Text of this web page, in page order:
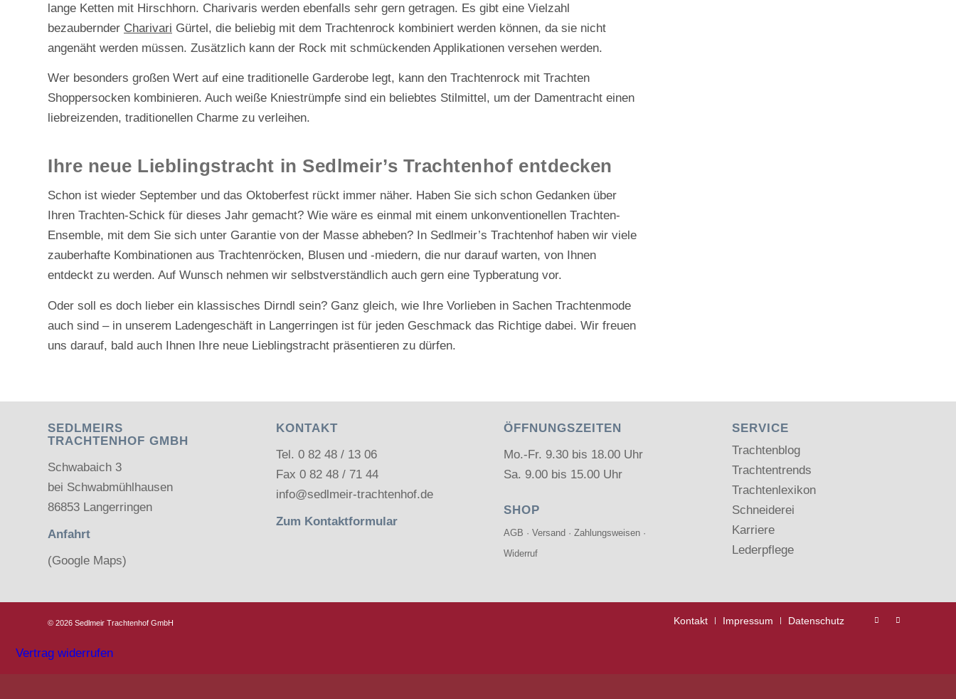
lange Ketten mit Hirschhorn. Charivaris werden ebenfalls sehr gern getragen. Es gibt eine Vielzahl
bezaubernder Charivari Gürtel, die beliebig mit dem Trachtenrock kombiniert werden können, da sie nicht
angenäht werden müssen. Zusätzlich kann der Rock mit schmückenden Applikationen versehen werden.
Wer besonders großen Wert auf eine traditionelle Garderobe legt, kann den Trachtenrock mit Trachten
Shoppersocken kombinieren. Auch weiße Kniestrümpfe sind ein beliebtes Stilmittel, um der Damentracht einen
liebreizenden, traditionellen Charme zu verleihen.
Ihre neue Lieblingstracht in Sedlmeir’s Trachtenhof entdecken
Schon ist wieder September und das Oktoberfest rückt immer näher. Haben Sie sich schon Gedanken über
Ihren Trachten-Schick für dieses Jahr gemacht? Wie wäre es einmal mit einem unkonventionellen Trachten-
Ensemble, mit dem Sie sich unter Garantie von der Masse abheben? In Sedlmeir’s Trachtenhof haben wir viele
zauberhafte Kombinationen aus Trachtenröcken, Blusen und -miedern, die nur darauf warten, von Ihnen
entdeckt zu werden. Auf Wunsch nehmen wir selbstverständlich auch gern eine Typberatung vor.
Oder soll es doch lieber ein klassisches Dirndl sein? Ganz gleich, wie Ihre Vorlieben in Sachen Trachtenmode
auch sind – in unserem Ladengeschäft in Langerringen ist für jeden Geschmack das Richtige dabei. Wir freuen
uns darauf, bald auch Ihnen Ihre neue Lieblingstracht präsentieren zu dürfen.
SEDLMEIRS
TRACHTENHOF GMBH
Schwabaich 3
bei Schwabmühlhausen
86853 Langerringen
Anfahrt
(Google Maps)
KONTAKT
Tel. 0 82 48 / 13 06
Fax 0 82 48 / 71 44
info@sedlmeir-trachtenhof.de
Zum Kontaktformular
ÖFFNUNGSZEITEN
Mo.-Fr. 9.30 bis 18.00 Uhr
Sa. 9.00 bis 15.00 Uhr
SHOP
AGB ·Versand ·Zahlungsweisen ·
Widerruf
SERVICE
Trachtenblog
Trachtentrends
Trachtenlexikon
Schneiderei
Karriere
Lederpflege
© 2026 Sedlmeir Trachtenhof GmbH Kontakt Impressum Datenschutz
Vertrag widerrufen